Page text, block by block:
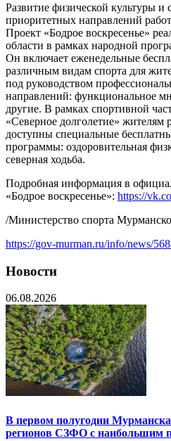
Развитие физической культуры и
приоритетных направлений
Проект «Бодрое воскресенье»
области в рамках народной
Он включает еженедельные
различным видам спорта для
под руководством
направлений: функциональное
другие. В рамках спортивной
«Северное долголетие» жителям
доступны специальные
программы: оздоровительная
северная ходьба.
Подробная информация в
«Бодрое воскресенье»: https://
/Министерство спорта
https://gov-murman.ru/info/news/
Новости
06.08.2026
В первом полугодии
регионов СЗФО с наибольшим